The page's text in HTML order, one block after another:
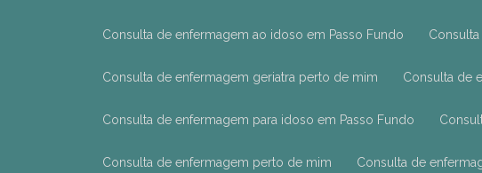
Consulta de enfermagem ao idoso em Passo Fundo
Consulta de enfermagem geriatra perto de mim Consulta de
Consulta de enfermagem para idoso em Passo Fundo
Consulta de enfermagem perto de mim Consulta de